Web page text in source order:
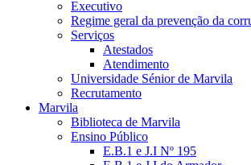
Executivo
Regime geral da prevenção da
Serviços
Atestados
Atendimento
Universidade Sénior de Marvila
Recrutamento
Marvila
Biblioteca de Marvila
Ensino Público
E.B.1 e J.I Nº 195